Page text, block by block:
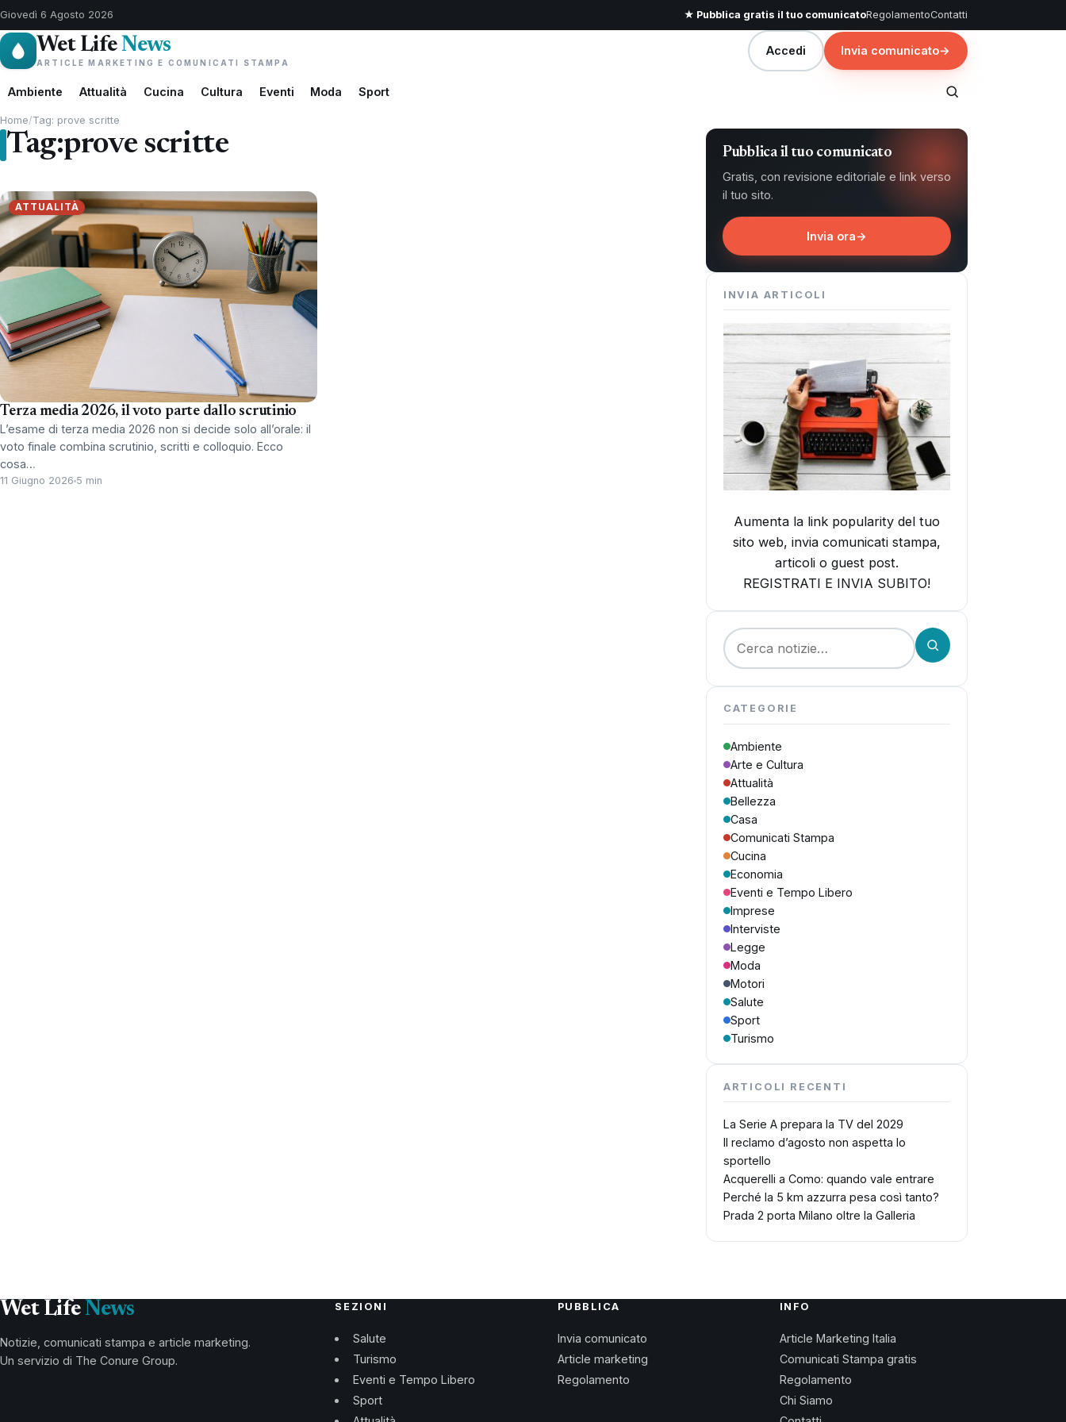
Giovedì 6 Agosto 2026 ★ Pubblica gratis il tuo comunicatoRegolamentoContatti
Wet LifeNews
ARTICLE MARKETING E COMUNICATI STAMPA
Accedi Invia comunicato→
Ambiente Attualità Cucina Cultura Eventi Moda Sport
Home/Tag: prove scritte
Tag:prove scritte
ATTUALITÀ
Terza media 2026, il voto parte dallo scrutinio
L’esame di terza media 2026 non si decide solo all’orale: il
voto finale combina scrutinio, scritti e colloquio. Ecco
cosa…
11 Giugno 2026 5 min
Pubblica il tuo comunicato
Gratis, con revisione editoriale e link verso
il tuo sito.
Invia ora→
INVIA ARTICOLI
Aumenta la link popularity del tuo
sito web, invia comunicati stampa,
articoli o guest post.
REGISTRATI E INVIA SUBITO!
Cerca:
CATEGORIE
Ambiente
Arte e Cultura
Attualità
Bellezza
Casa
Comunicati Stampa
Cucina
Economia
Eventi e Tempo Libero
Imprese
Interviste
Legge
Moda
Motori
Salute
Sport
Turismo
ARTICOLI RECENTI
La Serie A prepara la TV del 2029
Il reclamo d’agosto non aspetta lo
sportello
Acquerelli a Como: quando vale entrare
Perché la 5 km azzurra pesa così tanto?
Prada 2 porta Milano oltre la Galleria
Wet Life News
Notizie, comunicati stampa e article marketing.
Un servizio di The Conure Group.
SEZIONI
Salute
Turismo
Eventi e Tempo Libero
Sport
PUBBLICA
Invia comunicato
Article marketing
Regolamento
INFO
Article Marketing Italia
Comunicati Stampa gratis
Regolamento
Chi Siamo